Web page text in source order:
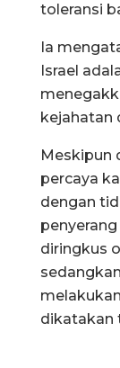
toleransi
Ia
Israel
kejahatan
Meskipun
percaya
dengan
diringkus
dikatakan